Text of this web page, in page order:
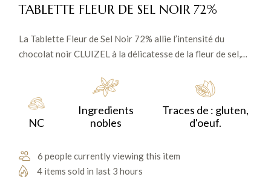
TABLETTE FLEUR DE SEL NOIR 72%
La Tablette Fleur de Sel Noir 72% allie l’intensité du
chocolat noir CLUIZEL à la délicatesse de la fleur de sel,
équilibrée en bouche, avec des notes fruitées et florales.
NC
Ingredients
nobles
Traces de : gluten,
d'oeuf.
6 people currently viewing this item
4 items sold in last 3 hours